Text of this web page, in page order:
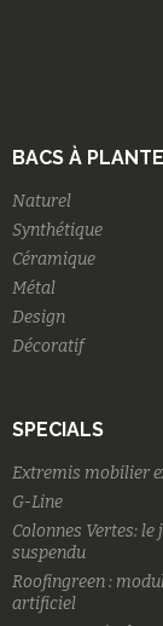
BACS À
Naturel
Synthétique
Céramique
Métal
Design
Décoratif
SPECIALS
Extremis mobilier
G-Line
Colonnes Vertes: le
suspendu
Roofingreen :
artificiel